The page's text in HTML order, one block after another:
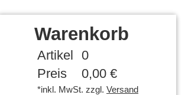
Warenkorb
Artikel 0
Preis
0,00 €
*inkl. MwSt. zzgl. Versand